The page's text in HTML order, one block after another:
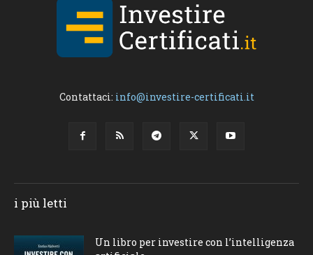
Contattaci: info@investire-certificati.it
i più letti
Un libro per investire con l’intelligenza